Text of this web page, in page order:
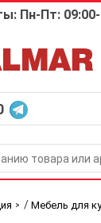
Пн-Пт:
/ Мебель для